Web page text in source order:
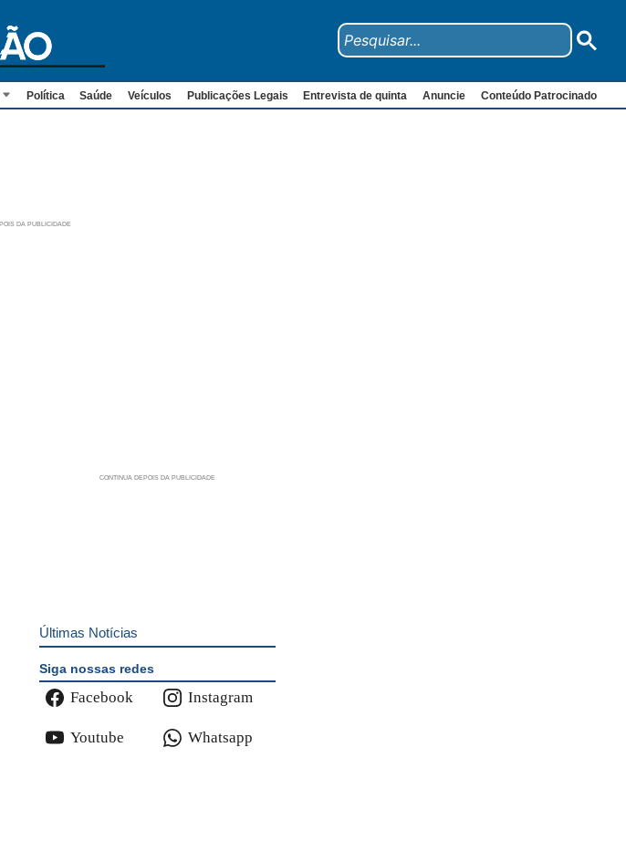
Política Saúde Veículos Publicações Legais Entrevista de quinta Anuncie Conteúdo Patrocinado
Últimas Notícias
Siga nossas redes
Facebook Instagram
Youtube Whatsapp